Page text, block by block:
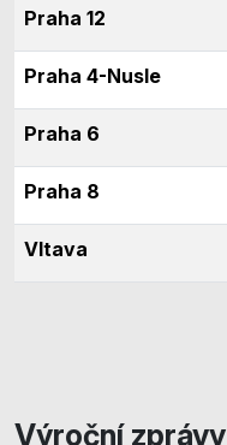
Praha 12
Praha 4-Nusle
Praha 6
Praha 8
Vltava
Výroční zprávy